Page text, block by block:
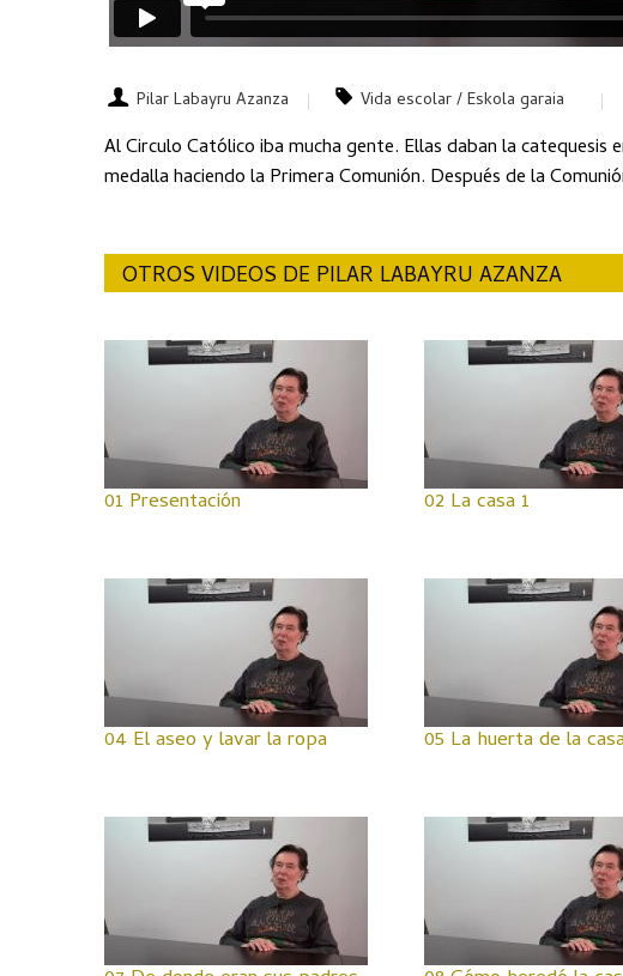
Pilar Labayru Azanza Vida escolar / Eskola garaia
Al Circulo Católico iba mucha gente. Ellas daban la catequesis
medalla haciendo la Primera Comunión. Después de la
OTROS VIDEOS DE PILAR LABAYRU AZANZA
01 Presentación 02 La casa 1
04 El aseo y lavar la ropa 05 La huerta de la